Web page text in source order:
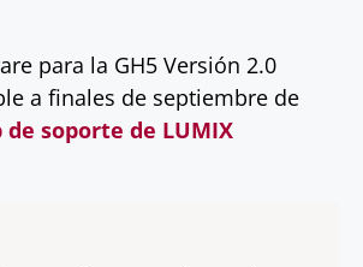
para la GH5 Versión 2.0
a finales de septiembre de
de soporte de LUMIX